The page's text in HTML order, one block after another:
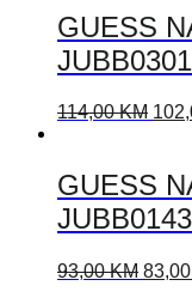
GUESS
114,00KM
GUESS
93,00KM 83,00